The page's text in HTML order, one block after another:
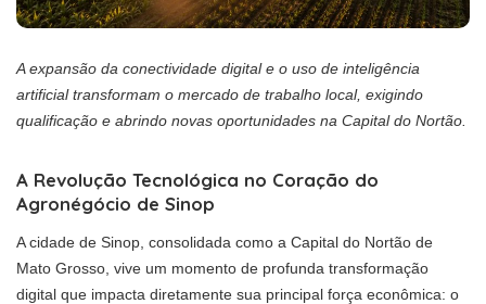
A expansão da conectividade digital e o uso de inteligência
artificial transformam o mercado de trabalho local, exigindo
qualificação e abrindo novas oportunidades na Capital do Nortão.
A Revolução Tecnológica no Coração do
Agronégócio de Sinop
A cidade de Sinop, consolidada como a Capital do Nortão de
Mato Grosso, vive um momento de profunda transformação
digital que impacta diretamente sua principal força econômica: o